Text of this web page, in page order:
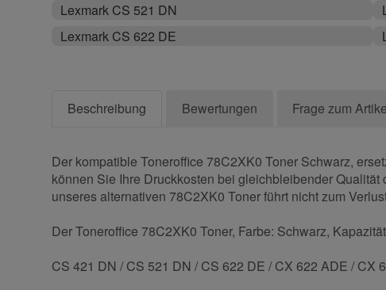
Lexmark CS 521 DN
Lexmark CS 622 DE
Beschreibung Bewertungen Frage zum
Der kompatible Toneroffice 78C2XK0 Toner Schwarz,
können Sie Ihre Druckkosten bei gleichbleibender
unseres alternativen 78C2XK0 Toner führt nicht zum
Der Toneroffice 78C2XK0 Toner, Farbe: Schwarz,
CS 421 DN / CS 521 DN / CS 622 DE / CX 622 ADE /